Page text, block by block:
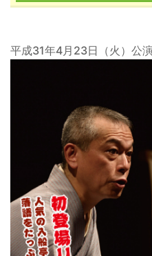
平成31年4月23日（火）公